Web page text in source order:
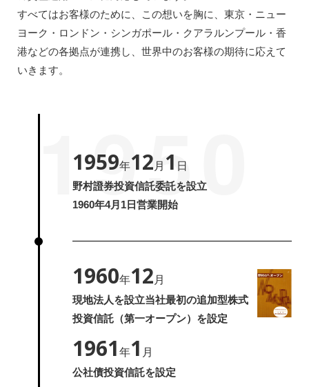
すべてはお客様のために、この想いを胸に、東京・ニュー
ヨーク・ロンドン・シンガポール・クアラルンプール・香
港などの各拠点が連携し、世界中のお客様の期待に応えて
いきます。
1950
1959年12 月 1 日
野村證券投資信託委託を設立
1960年4月1日営業開始
1960年12 月
現地法人を設立当社最初の追加型株式
投資信託（第一オープン）を設定
1961 年1 月
公社債投資信託を設定